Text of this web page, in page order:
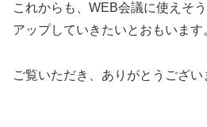
これからも、WEB会議に使えそ
アップしていきたいとおもいます
ご覧いただき、ありがとうござい